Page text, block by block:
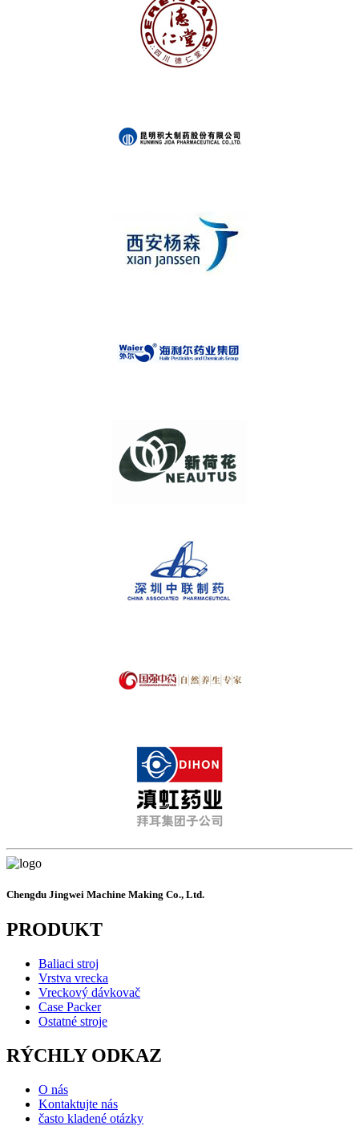
Chengdu Jingwei Machine Making Co., Ltd.
PRODUKT
Baliaci stroj
Vrstva vrecka
Vreckový dávkovač
Case Packer
Ostatné stroje
RÝCHLY ODKAZ
O nás
Kontaktujte nás
často kladené otázky